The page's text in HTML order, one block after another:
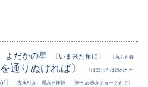
よだかの星 〔いま来た角に〕 〔向ふも春
通りぬければ〕 〔ほほじろは鼓のかた
〕 夜水引き 渇水と座禅 〔乾かぬ赤きチョークもて〕